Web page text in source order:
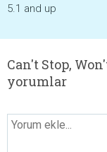
5.1 and up
Can't Stop,
yorumlar